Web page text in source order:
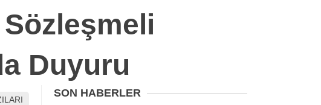
Sözleşmeli
Duyuru
SON HABERLER